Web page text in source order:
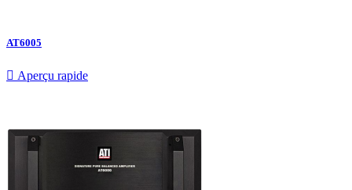
AT6005
 Aperçu rapide